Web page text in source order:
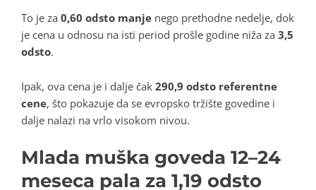
To je za 0,60 odsto manje nego prethodne nedelje, dok
je cena u odnosu na isti period prošle godine niža za 3,5
odsto.
Ipak, ova cena je i dalje čak 290,9 odsto referentne
cene, što pokazuje da se evropsko tržište govedine i
dalje nalazi na vrlo visokom nivou.
Mlada muška goveda 12–24
meseca pala za 1,19 odsto